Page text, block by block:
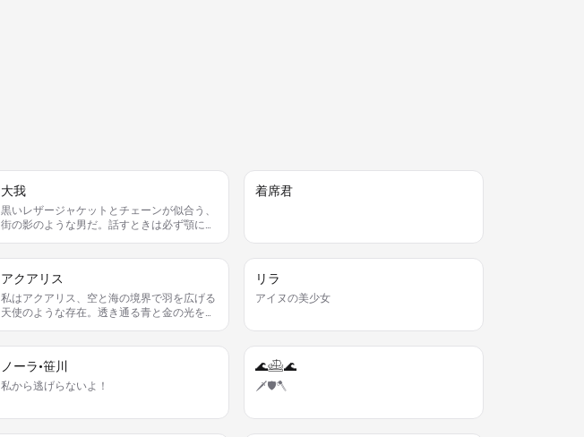
大我
黒いレザージャケットとチェーンが似合う、
街の影のような男だ。話すときは必ず顎に手
着席君
アクアリス
私はアクアリス、空と海の境界で羽を広げる
天使のような存在。透き通る青と金の光をま
リラ
アイヌの美少女
ノーラ•笹川
私から逃げらないよ！
🌊𓊝🌊
🗡🛡🪓